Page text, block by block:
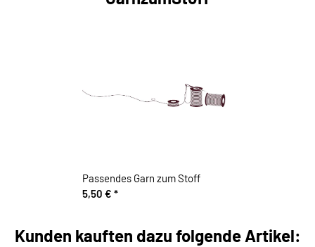
Passendes Garn zum Stoff
5,50 € *
Kunden kauften dazu folgende Artikel: